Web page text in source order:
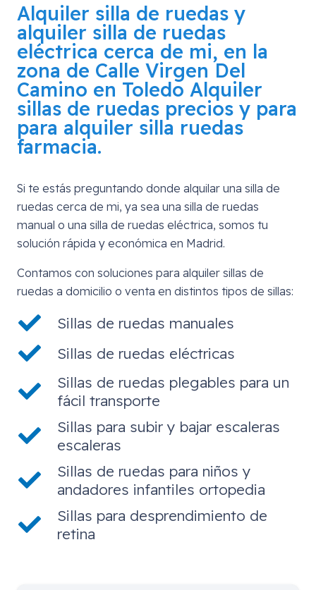
Alquiler silla de ruedas y
alquiler silla de ruedas
eléctrica cerca de mi, en la
zona de Calle Virgen Del
Camino en Toledo Alquiler
sillas de ruedas precios y para
para alquiler silla ruedas
farmacia.
Si te estás preguntando donde alquilar una silla de
ruedas cerca de mi, ya sea una silla de ruedas
manual o una silla de ruedas eléctrica, somos tu
solución rápida y económica en Madrid.
Contamos con soluciones para alquiler sillas de
ruedas a domicilio o venta en distintos tipos de sillas:
Sillas de ruedas manuales
Sillas de ruedas eléctricas
Sillas de ruedas plegables para un
fácil transporte
Sillas para subir y bajar escaleras
escaleras
Sillas de ruedas para niños y
andadores infantiles ortopedia
Sillas para desprendimiento de
retina